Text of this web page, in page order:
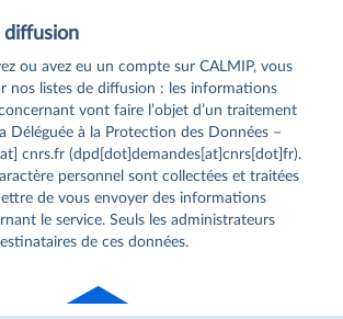
diffusion
ou avez eu un compte sur CALMIP, vous
nos listes de diffusion : les informations
vont faire l’objet d’un traitement
Déléguée à la Protection des Données –
[at]cnrs.fr (dpd[dot]demandes[at]cnrs[dot]fr).
personnel sont collectées et traitées
de vous envoyer des informations
le service. Seuls les administrateurs
de ces données.